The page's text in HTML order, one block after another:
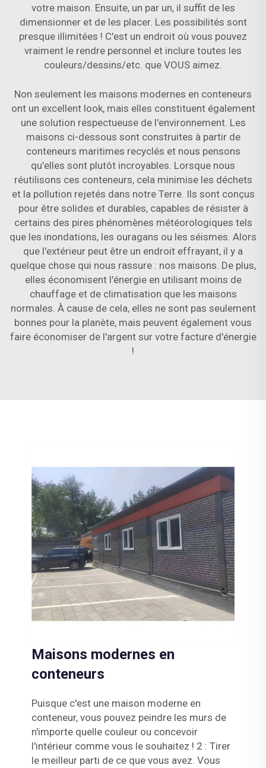
votre maison. Ensuite, un par un, il suffit de les
dimensionner et de les placer. Les possibilités sont
presque illimitées ! C'est un endroit où vous pouvez
vraiment le rendre personnel et inclure toutes les
couleurs/dessins/etc. que VOUS aimez.
Non seulement les maisons modernes en conteneurs
ont un excellent look, mais elles constituent également
une solution respectueuse de l'environnement. Les
maisons ci-dessous sont construites à partir de
conteneurs maritimes recyclés et nous pensons
qu'elles sont plutôt incroyables. Lorsque nous
réutilisons ces conteneurs, cela minimise les déchets
et la pollution rejetés dans notre Terre. Ils sont conçus
pour être solides et durables, capables de résister à
certains des pires phénomènes météorologiques tels
que les inondations, les ouragans ou les séismes. Alors
que l'extérieur peut être un endroit effrayant, il y a
quelque chose qui nous rassure : nos maisons. De plus,
elles économisent l'énergie en utilisant moins de
chauffage et de climatisation que les maisons
normales. À cause de cela, elles ne sont pas seulement
bonnes pour la planète, mais peuvent également vous
faire économiser de l'argent sur votre facture d'énergie
!
Maisons modernes en
conteneurs
Puisque c'est une maison moderne en
conteneur, vous pouvez peindre les murs de
n'importe quelle couleur ou concevoir
l'intérieur comme vous le souhaitez ! 2 : Tirer
le meilleur parti de ce que vous avez. Vous